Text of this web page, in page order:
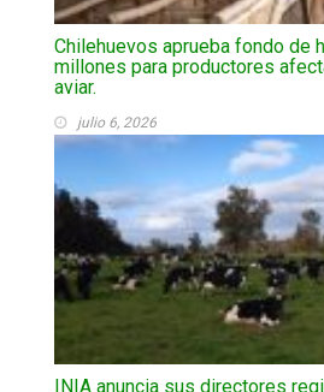
Chilehuevos aprueba fondo de
millones para productores
aviar.
julio 6, 2026
INIA anuncia sus directores